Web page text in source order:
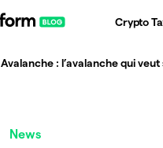
Crypto
Avalanche : l’avalanche qui
News